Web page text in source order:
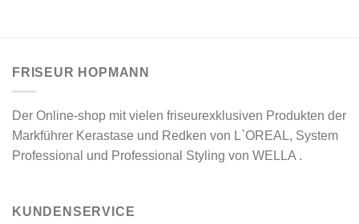
FRISEUR HOPMANN
Der Online-shop mit vielen friseurexklusiven Produkten der
Markführer Kerastase und Redken von L`OREAL, System
Professional und Professional Styling von WELLA .
KUNDENSERVICE